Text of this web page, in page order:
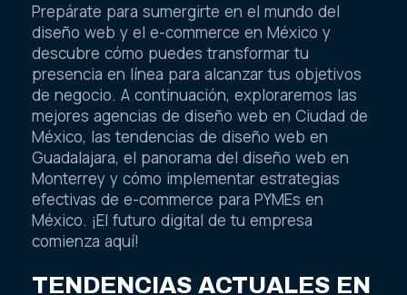
Prepárate para sumergirte en el mundo del
diseño web y el e-commerce en México y
descubre cómo puedes transformar tu
presencia en línea para alcanzar tus objetivos
de negocio. A continuación, exploraremos las
mejores agencias de diseño web en Ciudad de
México, las tendencias de diseño web en
Guadalajara, el panorama del diseño web en
Monterrey y cómo implementar estrategias
efectivas de e-commerce para PYMEs en
México. ¡El futuro digital de tu empresa
comienza aquí!
TENDENCIAS ACTUALES EN